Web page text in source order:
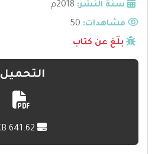
سنة النشر: 2018م
مشاهدات:
بلّغ عن كتاب
التحميل